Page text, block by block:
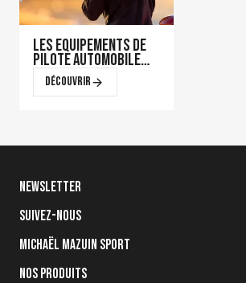
Les équipements de
pilote automobile
qui font la
différence en course
Découvrir
Quelle homologation
choisir pour votre
casque de karting ?
Newsletter
Suivez-nous
Michaël Mazuin Sport
Nos produits